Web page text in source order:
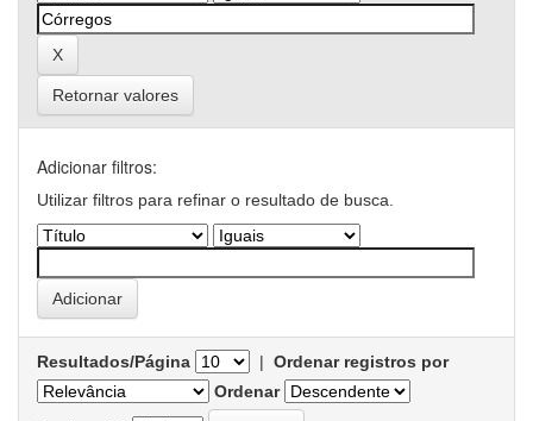
Retornar valores
Adicionar filtros:
Utilizar filtros para refinar o resultado de busca.
Resultados/Página | Ordenar registros por
Ordenar